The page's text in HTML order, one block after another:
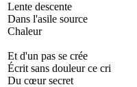
Lente descente
Dans l'asile source
Chaleur
Et d'un pas se crée
Écrit sans douleur ce cri
Du cœur secret